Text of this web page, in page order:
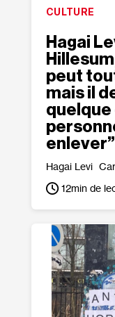
CULTURE
Hagai
peut
mais il
quelque
enlever”
Hagai Levi
12min de